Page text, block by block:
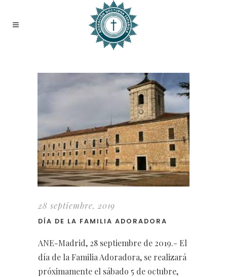
28 septiembre, 2019
DÍA DE LA FAMILIA ADORADORA
ANE-Madrid, 28 septiembre de 2019.- El
día de la Familia Adoradora, se realizará
próximamente el sábado 5 de octubre,